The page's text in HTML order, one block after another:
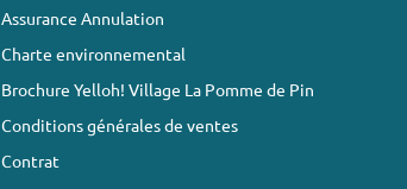
Assurance Annulation
Charte environnemental
Brochure Yelloh! Village La Pomme de Pin
Conditions générales de ventes
Contrat